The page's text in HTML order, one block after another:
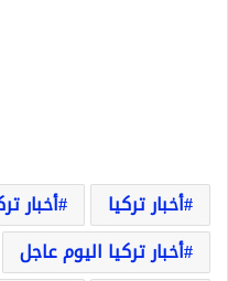
أخبار تركيا
أخبار
أخبار تركيا اليوم عاجل